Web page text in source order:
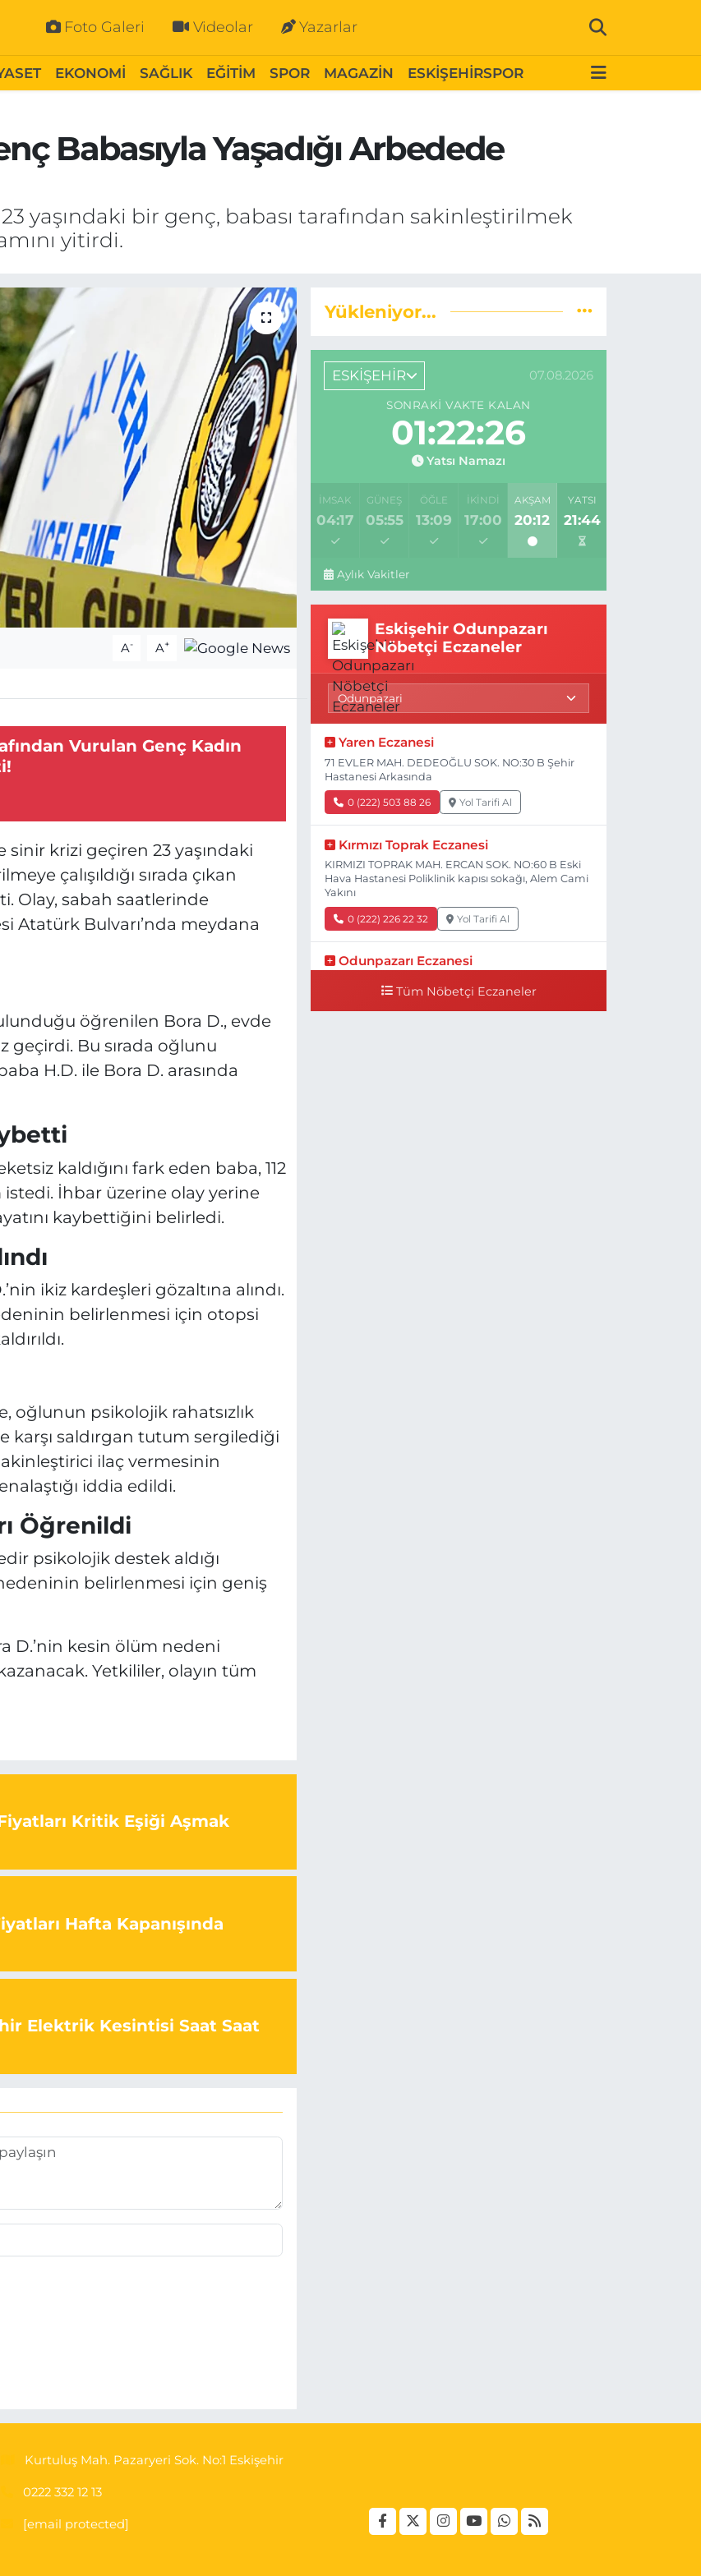
Foto Galeri Videolar Yazarlar
EKONOMİ SAĞLIK EĞİTİM SPOR MAGAZİN ESKİŞEHİRSPOR
Babasıyla Yaşadığı Arbedede
yaşındaki bir genç, babası tarafından sakinleştirilmek
yitirdi.
A- A+
Vurulan Genç Kadın
krizi geçiren 23 yaşındaki
çalışıldığı sırada çıkan
Olay, sabah saatlerinde
Atatürk Bulvarı’nda meydana
öğrenilen Bora D., evde
geçirdi. Bu sırada oğlunu
H.D. ile Bora D. arasında
kaldığını fark eden baba, 112
istedi. İhbar üzerine olay yerine
kaybettiğini belirledi.
ikiz kardeşleri gözaltına alındı.
belirlenmesi için otopsi
oğlunun psikolojik rahatsızlık
karşı saldırgan tutum sergilediği
ilaç vermesinin
iddia edildi.
Öğrenildi
psikolojik destek aldığı
belirlenmesi için geniş
D.’nin kesin ölüm nedeni
Yetkililer, olayın tüm
Kritik Eşiği Aşmak
Hafta Kapanışında
Elektrik Kesintisi Saat Saat
Yükleniyor...
ESKİŞEHİR 07.08.2026
SONRAKI VAKTE KALAN
01:22:25
Yatsı Namazı
İMSAK
04:17
GÜNEŞ
05:55
ÖĞLE
13:09
İKINDI
17:00
AKŞAM
20:12
YATSI
21:44
Aylık Vakitler
Eskişehir Odunpazarı
Nöbetçi Eczaneler
Yaren Eczanesi
71 EVLER MAH. DEDEOĞLU SOK. NO:30 B Şehir
Hastanesi Arkasında
0 (222) 503 88 26 Yol Tarifi Al
Kırmızı Toprak Eczanesi
KIRMIZI TOPRAK MAH. ERCAN SOK. NO:60 B Eski
Hava Hastanesi Poliklinik kapısı sokağı, Alem Cami
Yakını
0 (222) 226 22 32 Yol Tarifi Al
Odunpazarı Eczanesi
NO:21 E TIP FAKÜLTESİ KARŞISI
Tüm Nöbetçi Eczaneler
Kurtuluş Mah. Pazaryeri Sok. No:1 Eskişehir
0222 332 12 13
[email protected]